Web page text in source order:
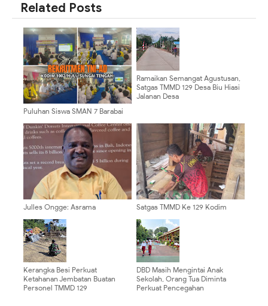
Related Posts
Puluhan Siswa SMAN 7 Barabai
Rekrutmen TNI AD
Ramaikan Semangat Agustusan,
Satgas TMMD 129 Desa Biu Hiasi
Jalanan Desa
Julles Ongge: Asrama
Pembinaan, Bukan Ruang
Provokasi
Satgas TMMD Ke 129 Kodim
Pada Rumah Bapak Harim
Kerangka Besi Perkuat
Ketahanan Jembatan Buatan
Personel TMMD 129
DBD Masih Mengintai Anak
Sekolah, Orang Tua Diminta
Perkuat Pencegahan